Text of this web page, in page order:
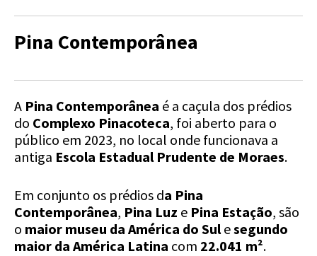
Pina Contemporânea
A Pina Contemporânea é a caçula dos prédios
do Complexo Pinacoteca, foi aberto para o
público em 2023, no local onde funcionava a
antiga Escola Estadual Prudente de Moraes.
Em conjunto os prédios da Pina
Contemporânea, Pina Luz e Pina Estação, são
o maior museu da América do Sulesegundo
maior da América Latina com 22.041 m².